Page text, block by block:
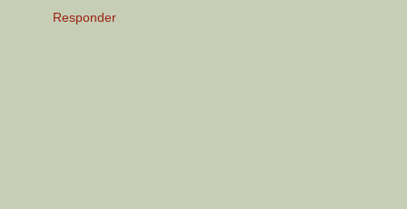
Responder